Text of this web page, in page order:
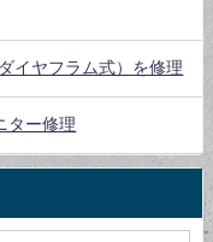
イヤフラム式）を修理
ター修理